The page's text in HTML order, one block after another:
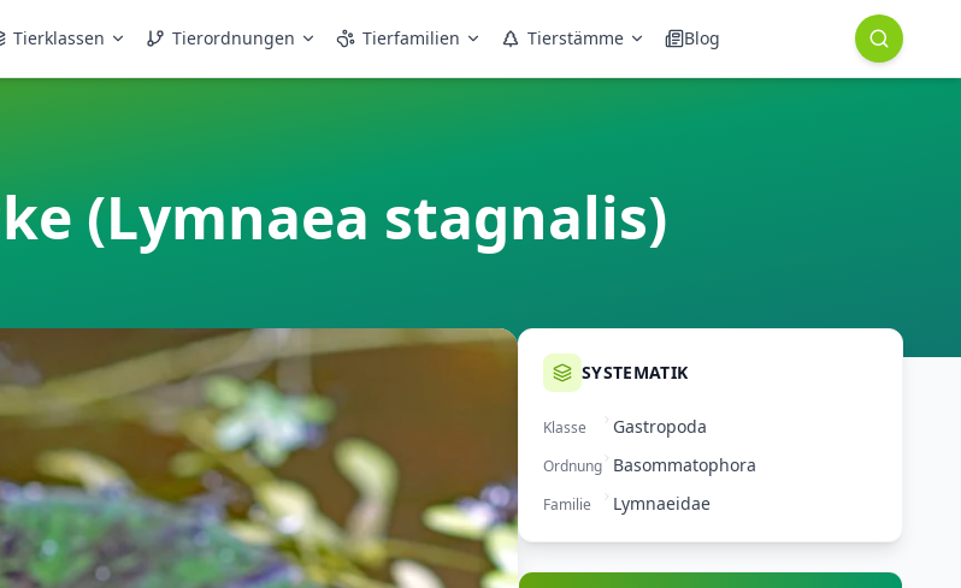
Tierklassen Tierordnungen Tierfamilien Tierstämme Blog
(Lymnaea stagnalis)
SYSTEMATIK
Klasse Gastropoda
Ordnung Basommatophora
Familie Lymnaeidae